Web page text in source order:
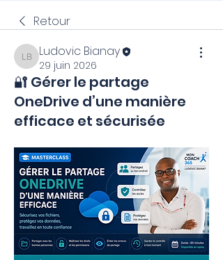
Retour
Ludovic Bianay
Ludovic Bianay
29 juin 2026
🔐 Gérer le partage
OneDrive d’une manière
efficace et sécurisée